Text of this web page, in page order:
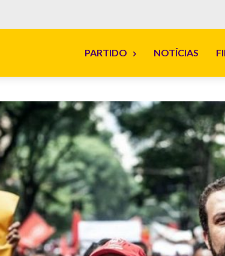
PARTIDO NOTÍCIAS